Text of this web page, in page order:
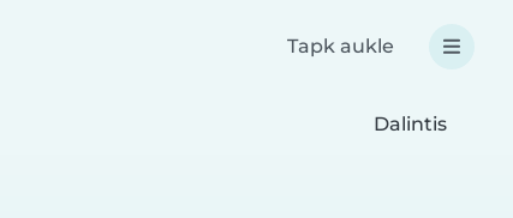
Tapk aukle
Dalintis